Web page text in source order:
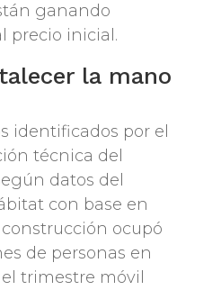
ganando
precio inicial.
la mano
identificados por el
técnica del
datos del
con base en
ocupó
de personas en
trimestre móvil